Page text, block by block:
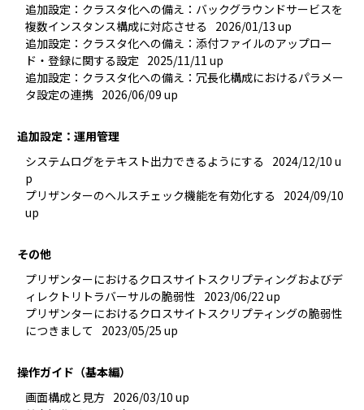
追加設定：クラスタ化への備え：バックグラウンドサービスを
複数インスタンス構成に対応させる
2026/01/13 up
追加設定：クラスタ化への備え：添付ファイルのアップロー
ド・登録に関する設定 2025/11/11 up
追加設定：クラスタ化への備え：冗長化構成におけるパラメー
タ設定の連携 2026/06/09 up
追加設定：運用管理
システムログをテキスト出力できるようにする
2024/12/10 u
p
プリザンターのヘルスチェック機能を有効化する
2024/09/10
up
その他
プリザンターにおけるクロスサイトスクリプティングおよびデ
ィレクトリトラバーサルの脆弱性 2023/06/22 up
プリザンターにおけるクロスサイトスクリプティングの脆弱性
につきまして
2023/05/25 up
操作ガイド（基本編）
画面構成と見方 2026/03/10 up